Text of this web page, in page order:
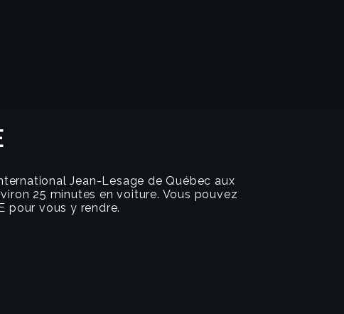
Jean-Lesage de Québec aux
25 minutes en voiture. Vous pouvez
pour vous y rendre.